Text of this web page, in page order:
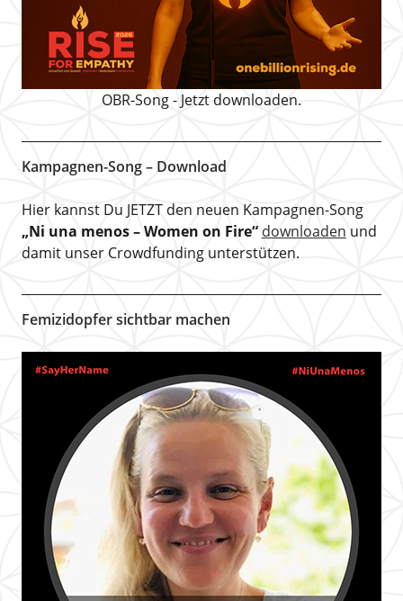
OBR-Song - Jetzt downloaden.
Kampagnen-Song – Download
Hier kannst Du JETZT den neuen Kampagnen-Song
„Ni una menos – Women on Fire“downloaden und
damit unser Crowdfunding unterstützen.
Femizidopfer sichtbar machen